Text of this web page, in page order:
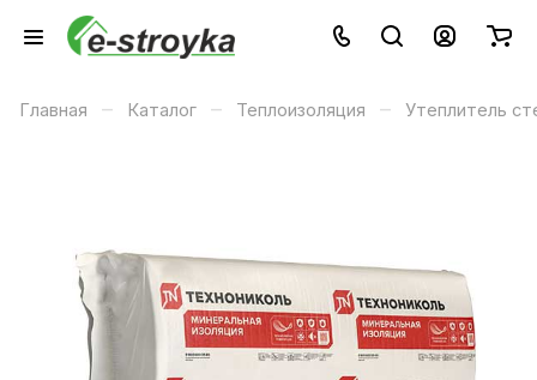
Главная – Каталог – Теплоизоляция – Утеплитель